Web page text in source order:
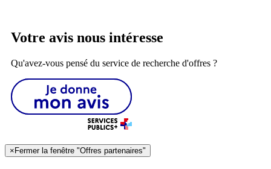
Votre avis nous intéresse
Qu'avez-vous pensé du service de recherche d'offres ?
× Fermer la fenêtre "Offres partenaires"